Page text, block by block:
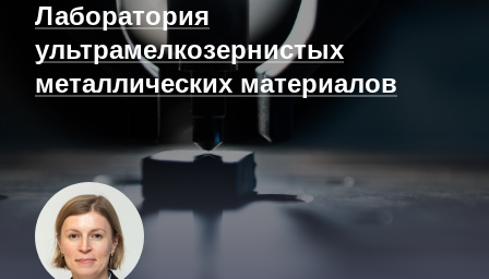
Лаборатория
ультрамелкозернистых
металлических материалов